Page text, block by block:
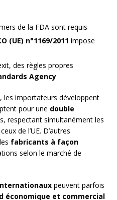
de la FDA sont requis
(UE) n°1169/2011 impose
des règles propres
Agency
les importateurs développent
pour une double
respectant simultanément les
de l’UE. D’autres
fabricants à façon
selon le marché de
peuvent parfois
économique et commercial